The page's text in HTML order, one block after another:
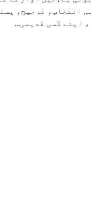
انتخاب، ترجیح،
اپنے کسی قدیمی...